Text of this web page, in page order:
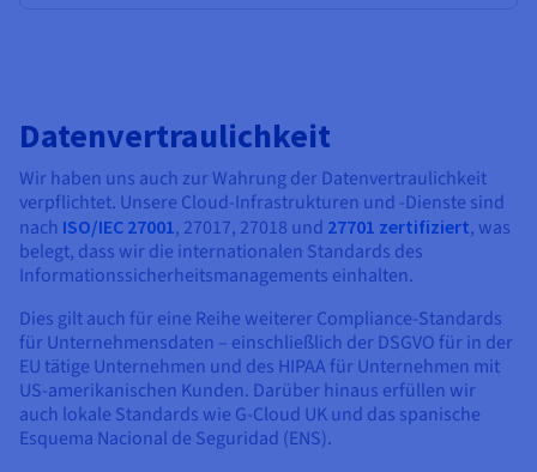
Datenvertraulichkeit
Wir haben uns auch zur Wahrung der Datenvertraulichkeit
verpflichtet. Unsere Cloud-Infrastrukturen und -Dienste sind
nach ISO/IEC 27001, 27017, 27018 und 27701 zertifiziert, was
belegt, dass wir die internationalen Standards des
Informationssicherheitsmanagements einhalten.
Dies gilt auch für eine Reihe weiterer Compliance-Standards
für Unternehmensdaten – einschließlich der DSGVO für in der
EU tätige Unternehmen und des HIPAA für Unternehmen mit
US-amerikanischen Kunden. Darüber hinaus erfüllen wir
auch lokale Standards wie G-Cloud UK und das spanische
Esquema Nacional de Seguridad (ENS).